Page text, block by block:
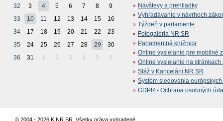
32
3 4 5 6 7 8
9
33
10 11 12 13 14 15
16
34
17 18 19 20 21 22
23
35
24 25 26 27 28 29
30
36
31 1 2 3 4 5 6
Návštevy a prehliadky
Vyhľadávanie v návrhoch
Týždeň v parlamente
Fotogaléria NR SR
Parlamentná knižnica
Online vysielanie pre mobilné
Online vysielanie na stránkach
Stáž v Kancelárii NR SR
Systém sledovania
GDPR - Ochrana osobných
© 2004 - 2026 K NR SR. Všetky práva vyhradené.